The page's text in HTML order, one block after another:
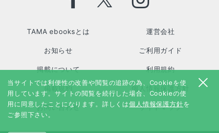
TAMA ebooksとは 運営会社
お知らせ ご利用ガイド
掲載について 利用規約
掲載規約 個人情報保護方針
お問い合わせ サイトマップ
当サイトでは利便性の改善や閲覧の追跡の為、Cookieを使
用しています。サイトの閲覧を続行した場合、Cookieの使
用に同意したことになります。詳しくは個人情報保護方針を
ご参照下さい。